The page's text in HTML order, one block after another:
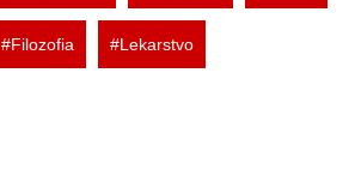
#Filozofia #Lekarstvo